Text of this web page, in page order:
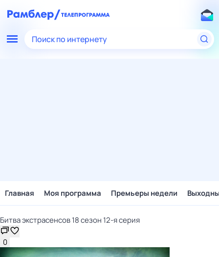
Поиск по интернету
Главная Моя программа Премьеры недели
Битва экстрасенсов 18 сезон 12-я серия
0